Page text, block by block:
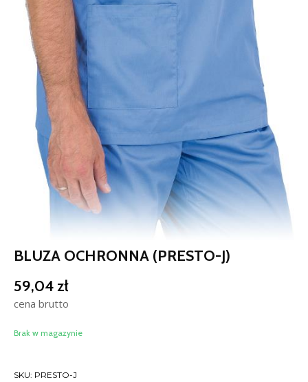
BLUZA OCHRONNA (PRESTO-J)
59,04zł
cena brutto
Brak w magazynie
SKU: PRESTO-J